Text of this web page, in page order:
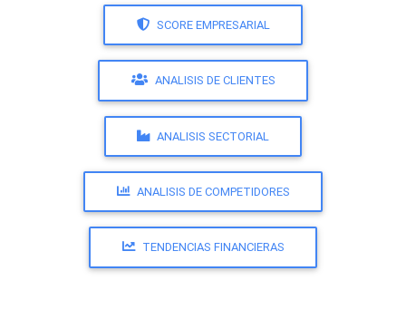
SCORE EMPRESARIAL
ANALISIS DE CLIENTES
ANALISIS SECTORIAL
ANALISIS DE COMPETIDORES
TENDENCIAS FINANCIERAS